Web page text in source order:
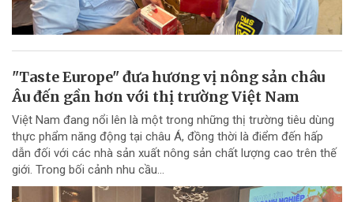
"Taste Europe" đưa hương vị nông sản châu
Âu đến gần hơn với thị trường Việt Nam
Việt Nam đang nổi lên là một trong những thị trường tiêu dùng
thực phẩm năng động tại châu Á, đồng thời là điểm đến hấp
dẫn đối với các nhà sản xuất nông sản chất lượng cao trên thế
giới. Trong bối cảnh nhu cầu...